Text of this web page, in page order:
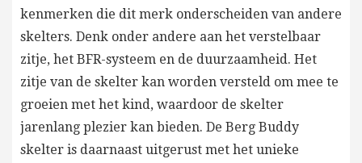
kenmerken die dit merk onderscheiden van andere
skelters. Denk onder andere aan het verstelbaar
zitje, het BFR-systeem en de duurzaamheid. Het
zitje van de skelter kan worden versteld om mee te
groeien met het kind, waardoor de skelter
jarenlang plezier kan bieden. De Berg Buddy
skelter is daarnaast uitgerust met het unieke